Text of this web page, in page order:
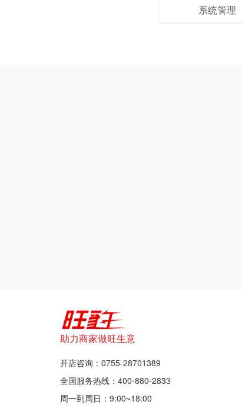
系统管理
助力商家做旺生意
开店咨询：0755-28701389
全国服务热线：400-880-2833
周一到周日：9:00~18:00